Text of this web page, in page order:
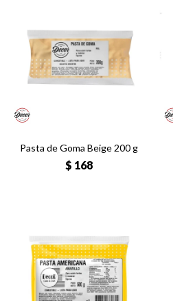
Pasta de Goma Beige 200 g
$ 168